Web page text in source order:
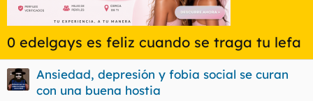
0 edelgays es feliz cuando se traga tu lefa
Ansiedad, depresión y fobia social se curan
con una buena hostia